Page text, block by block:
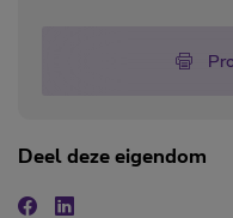
Deel deze eigendom